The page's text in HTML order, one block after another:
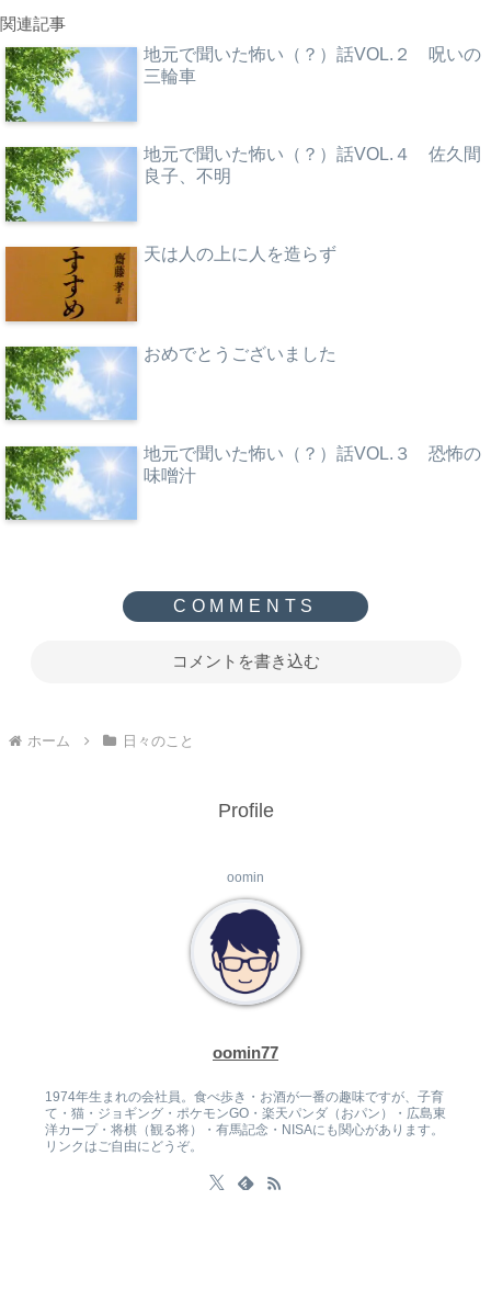
関連記事
地元で聞いた怖い（？）話VOL.２ 呪いの
三輪車
地元で聞いた怖い（？）話VOL.４ 佐久間
良子、不明
天は人の上に人を造らず
おめでとうございました
地元で聞いた怖い（？）話VOL.３ 恐怖の
味噌汁
コメントを書き込む
ホーム 日々のこと
Profile
oomin
oomin77
1974年生まれの会社員。食べ歩き・お酒が一番の趣味ですが、子育
て・猫・ジョギング・ポケモンGO・楽天パンダ（おパン）・広島東
洋カープ・将棋（観る将）・有馬記念・NISAにも関心があります。
リンクはご自由にどうぞ。